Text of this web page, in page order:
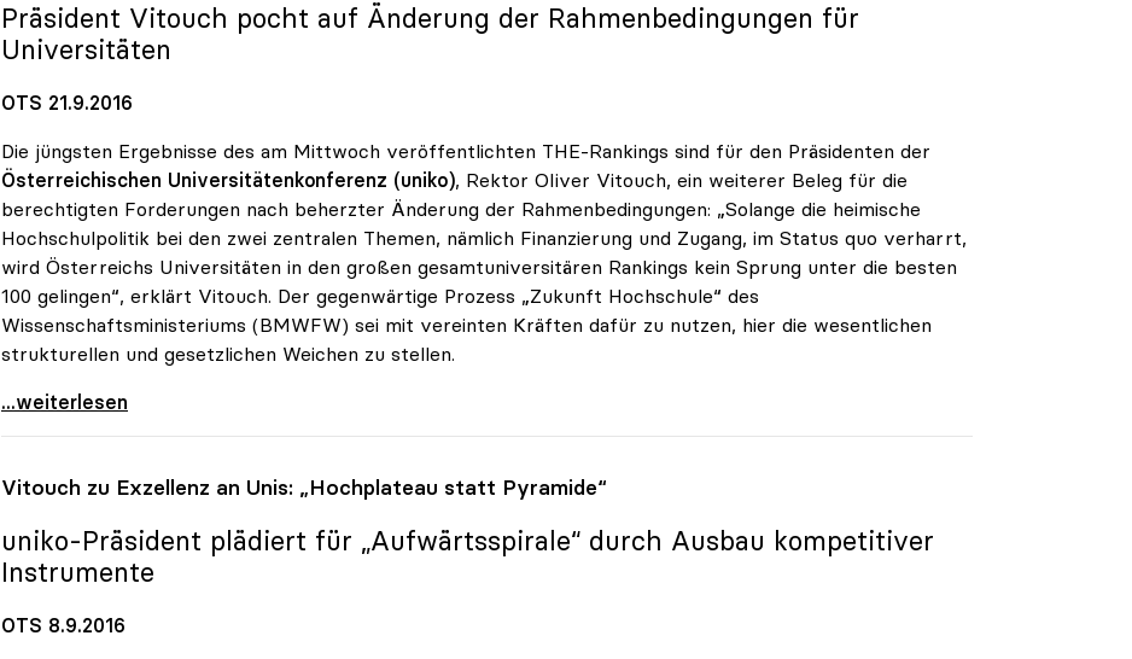
Präsident Vitouch pocht auf Änderung der Rahmenbedingungen für
Universitäten
OTS 21.9.2016
Die jüngsten Ergebnisse des am Mittwoch veröffentlichten THE-Rankings sind für den Präsidenten der
Österreichischen Universitätenkonferenz (uniko), Rektor OIiver Vitouch, ein weiterer Beleg für die
berechtigten Forderungen nach beherzter Änderung der Rahmenbedingungen: „Solange die heimische
Hochschulpolitik bei den zwei zentralen Themen, nämlich Finanzierung und Zugang, im Status quo verharrt,
wird Österreichs Universitäten in den großen gesamtuniversitären Rankings kein Sprung unter die besten
100 gelingen“, erklärt Vitouch. Der gegenwärtige Prozess „Zukunft Hochschule“ des
Wissenschaftsministeriums (BMWFW) sei mit vereinten Kräften dafür zu nutzen, hier die wesentlichen
strukturellen und gesetzlichen Weichen zu stellen.
uniko zu THE-Ranking: „Bei Status quo kein Sprung
...weiterlesen
Vitouch zu Exzellenz an Unis: „Hochplateau statt Pyramide“
uniko-Präsident plädiert für „Aufwärtsspirale“ durch Ausbau kompetitiver
Instrumente
OTS 8.9.2016